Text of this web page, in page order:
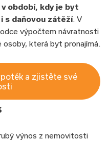
období, kdy je byt
s daňovou zátěží. V
výpočtem návratnosti
která byt pronajímá.
a zjistěte své
výnos z nemovitosti